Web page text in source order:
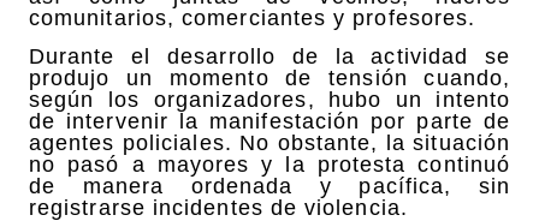
comunitarios, comerciantes y profesores.
Durante el desarrollo de la actividad se
produjo un momento de tensión cuando,
según los organizadores, hubo un intento
de intervenir la manifestación por parte de
agentes policiales. No obstante, la situación
no pasó a mayores y la protesta continuó
de manera ordenada y pacífica, sin
registrarse incidentes de violencia.